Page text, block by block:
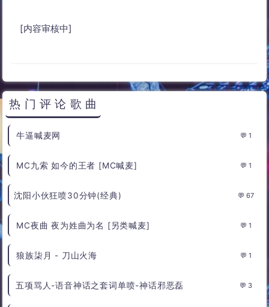
[内容审核中]
热门评论歌曲
牛逼喊麦网 1
MC九索 如今的王者 [MC喊麦] 1
沈阳小伙狂喷30分钟(经典) 67
MC夜曲 夜为姓曲为名 [另类喊麦] 1
狼族柒月 - 刀山火海 1
五项骂人-语音神话之套词单喷-神话邪恶磊 3